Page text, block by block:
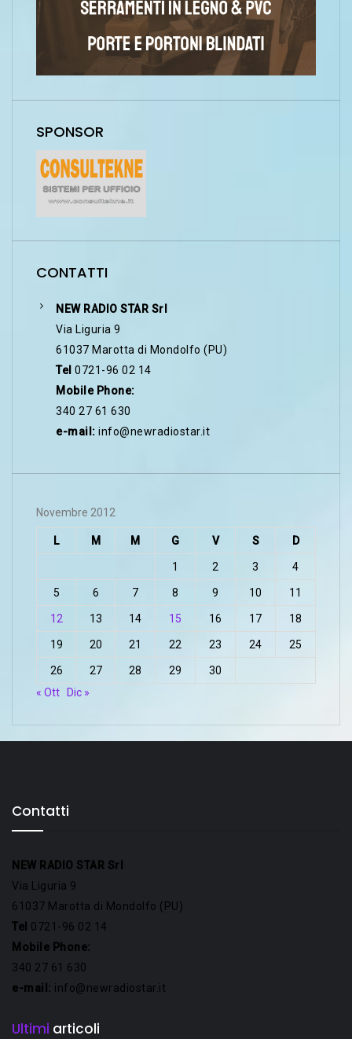
SPONSOR
CONTATTI
NEW RADIO STAR Srl
Via Liguria 9
61037 Marotta di Mondolfo (PU)
Tel 0721-96 02 14
Mobile Phone:
340 27 61 630
e-mail: info@newradiostar.it
Novembre 2012
L M M G V S D
1 2 3 4
5 6 7 8 9 10 11
12 13 14 15 16 17 18
19 20 21 22 23 24 25
26 27 28 29
30
« Ott Dic »
Contatti
NEW RADIO STAR Srl
Via Liguria 9
61037 Marotta di Mondolfo (PU)
Tel 0721-96 02 14
Mobile Phone:
340 27 61 630
e-mail: info@newradiostar.it
Ultimi articoli